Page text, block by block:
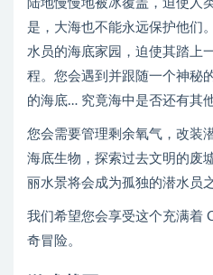
陆地慢慢地被冰覆盖，迫使人
是，大海也不能永远保护他们
水员的海底家园，迫使其踏上
程。您会遇到并跟随一个神秘
的海底… 究竟海中是否还有其
您会需要管理剩余氧气，改装
海底生物，探索过去文明的废
丽水景将会成为孤独的潜水员
我们希望您会享受这个充满着
奇冒险。